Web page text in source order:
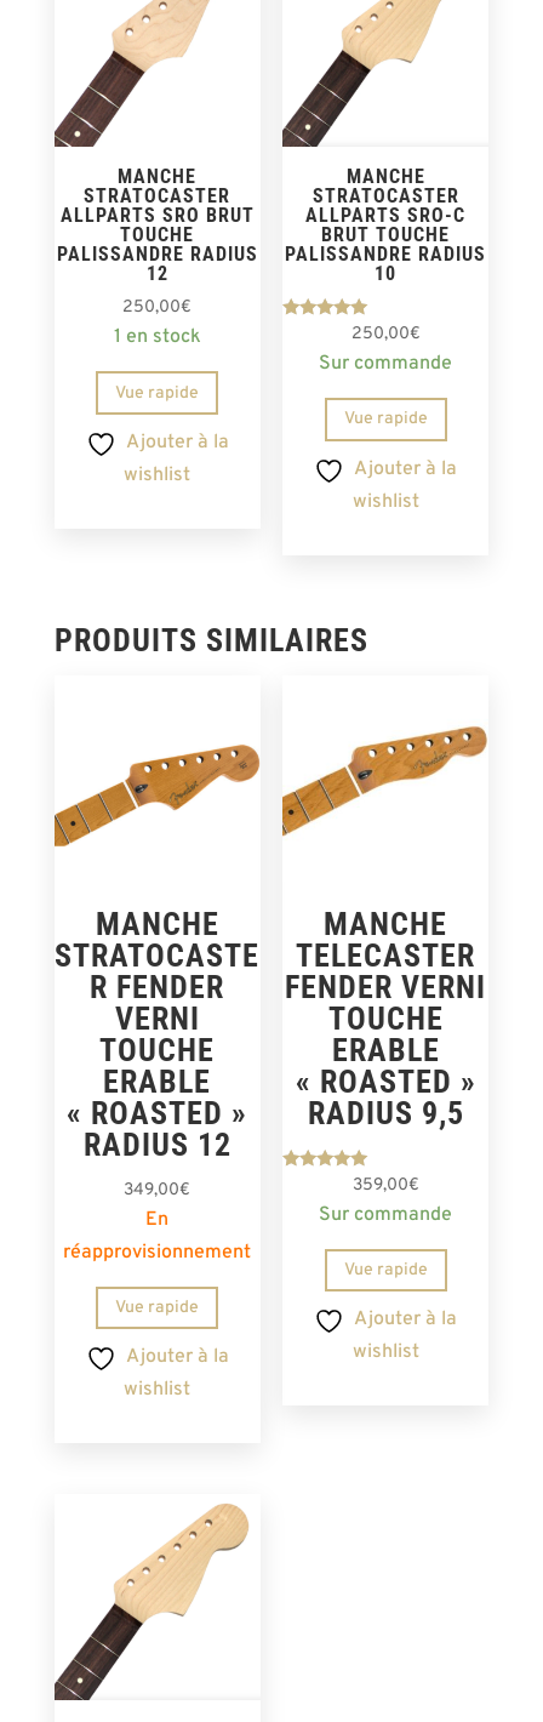
MANCHE
STRATOCASTER
ALLPARTS SRO BRUT
TOUCHE
PALISSANDRE RADIUS
12
250,00€
1 en stock
Vue rapide
Ajouter à la
wishlist
MANCHE
STRATOCASTER
ALLPARTS SRO-C
BRUT TOUCHE
PALISSANDRE RADIUS
10
sur 5
250,00€
Sur commande
Vue rapide
Ajouter à la
wishlist
PRODUITS SIMILAIRES
MANCHE
STRATOCASTE
R FENDER
VERNI
TOUCHE
ERABLE
« ROASTED »
RADIUS 12
349,00€
En
réapprovisionnement
Vue rapide
Ajouter à la
wishlist
MANCHE
TELECASTER
FENDER VERNI
TOUCHE
ERABLE
« ROASTED »
RADIUS 9,5
sur 5
359,00€
Sur commande
Vue rapide
Ajouter à la
wishlist